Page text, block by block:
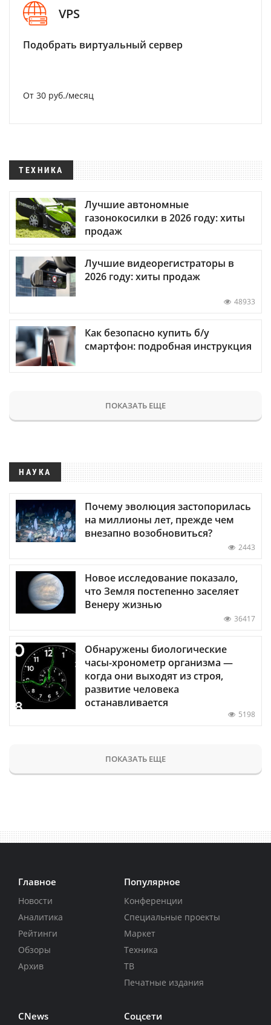
VPS
Подобрать виртуальный сервер
От 30 руб./месяц
ТЕХНИКА
Лучшие автономные
газонокосилки в 2026 году: хиты
продаж
Лучшие видеорегистраторы в
2026 году: хиты продаж
48933
Как безопасно купить б/у
смартфон: подробная инструкция
ПОКАЗАТЬ ЕЩЕ
НАУКА
Почему эволюция застопорилась
на миллионы лет, прежде чем
внезапно возобновиться?
2443
Новое исследование показало,
что Земля постепенно заселяет
Венеру жизнью
36417
Обнаружены биологические
часы-хронометр организма —
когда они выходят из строя,
развитие человека
останавливается
5198
ПОКАЗАТЬ ЕЩЕ
Главное
Новости
Аналитика
Рейтинги
Обзоры
Архив
Популярное
Конференции
Специальные проекты
Маркет
Техника
ТВ
Печатные издания
CNews Соцсети